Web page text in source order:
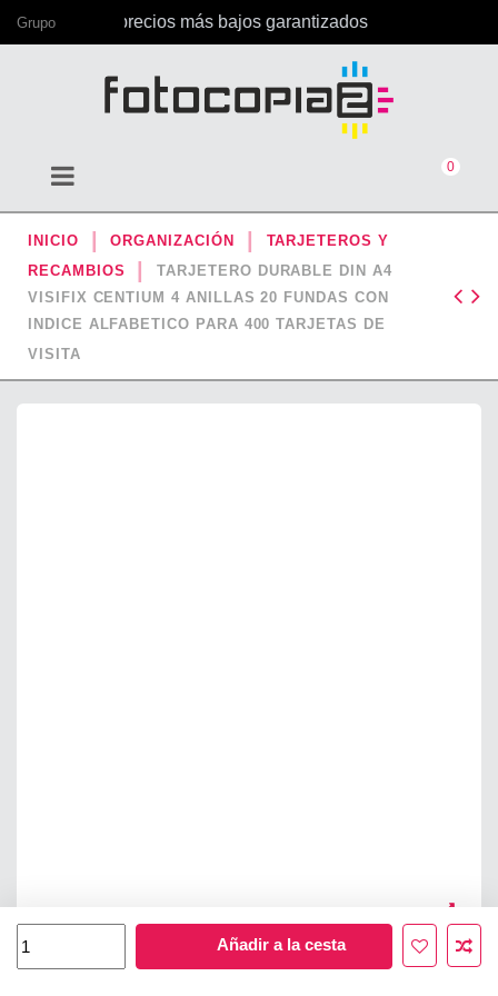
Grupocon los precios más bajos garantizados
0
INICIO ORGANIZACIÓN
TARJETEROS Y
RECAMBIOS
TARJETERO DURABLE DIN A4
VISIFIX CENTIUM 4 ANILLAS 20 FUNDAS CON
INDICE ALFABETICO PARA 400 TARJETAS DE
VISITA
Añadir a la cesta